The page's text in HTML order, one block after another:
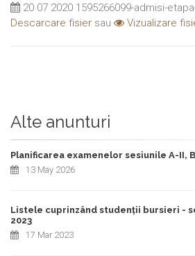
20 07 2020 1595266099-admisi-
Descarcare fisier sau Vizualizare
Alte anunturi
Planificarea examenelor sesiunile A-II,
13 May 2026
Listele cuprinzând studenții bursieri -
2023
17 Mar 2023